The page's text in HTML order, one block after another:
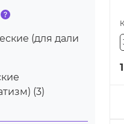
(для дали
(3)